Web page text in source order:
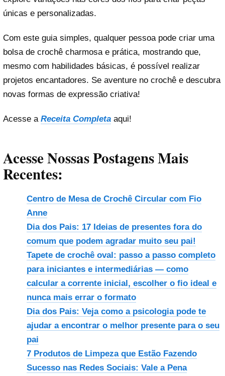
únicas e personalizadas.
Com este guia simples, qualquer pessoa pode criar uma
bolsa de crochê charmosa e prática, mostrando que,
mesmo com habilidades básicas, é possível realizar
projetos encantadores. Se aventure no crochê e descubra
novas formas de expressão criativa!
Acesse a Receita Completa aqui!
Acesse Nossas Postagens Mais
Recentes:
Centro de Mesa de Crochê Circular com Fio
Anne
Dia dos Pais: 17 Ideias de presentes fora do
comum que podem agradar muito seu pai!
Tapete de crochê oval: passo a passo completo
para iniciantes e intermediárias — como
calcular a corrente inicial, escolher o fio ideal e
nunca mais errar o formato
Dia dos Pais: Veja como a psicologia pode te
ajudar a encontrar o melhor presente para o seu
pai
7 Produtos de Limpeza que Estão Fazendo
Sucesso nas Redes Sociais: Vale a Pena